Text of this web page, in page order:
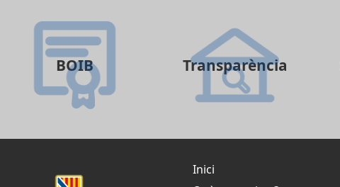
BOIB Transparència
Inici